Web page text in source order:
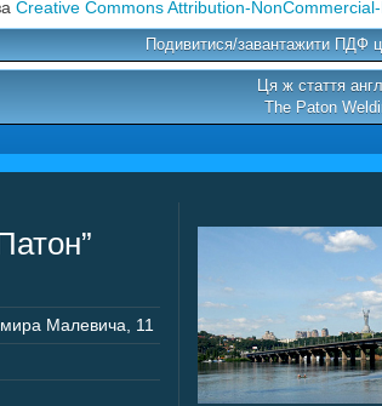
Creative Commons Attribution-
Подивитися/завантажити ПДФ
Ця ж стаття
The Paton
Малевича, 11